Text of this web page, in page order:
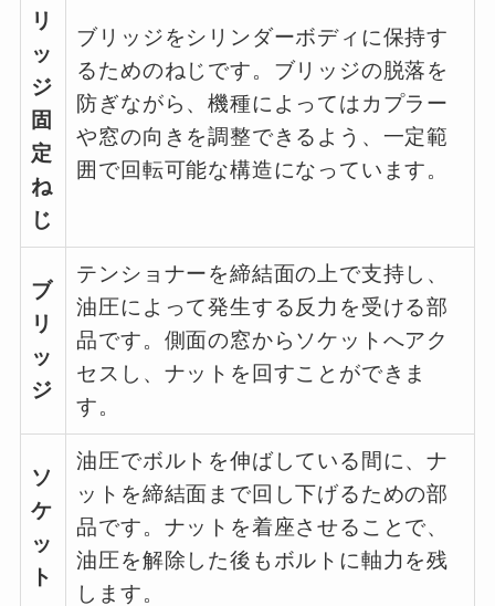
リ
ッ
ジ
固
定
ね
じ
ブリッジをシリンダーボディに保持す
るためのねじです。ブリッジの脱落を
防ぎながら、機種によってはカプラー
や窓の向きを調整できるよう、一定範
囲で回転可能な構造になっています。
ブ
リ
ッ
ジ
テンショナーを締結面の上で支持し、
油圧によって発生する反力を受ける部
品です。側面の窓からソケットへアク
セスし、ナットを回すことができま
す。
ソ
ケ
ッ
ト
油圧でボルトを伸ばしている間に、ナ
ットを締結面まで回し下げるための部
品です。ナットを着座させることで、
油圧を解除した後もボルトに軸力を残
します。